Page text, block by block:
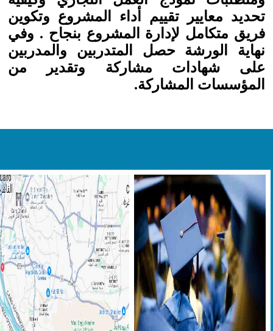
تحديد معايير تقييم أداء المشروع وتكوين
فريق متكامل لإدارة المشروع بنجاح . وفي
نهاية الورشة حصل المتدربين والمدربين
على شهادات مشاركة وتقدير من
المؤسسات المشاركة.